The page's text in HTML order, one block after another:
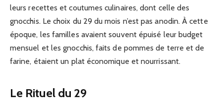
leurs recettes et coutumes culinaires, dont celle des
gnocchis. Le choix du 29 du mois n’est pas anodin. À cette
époque, les familles avaient souvent épuisé leur budget
mensuel et les gnocchis, faits de pommes de terre et de
farine, étaient un plat économique et nourrissant.
Le Rituel du 29